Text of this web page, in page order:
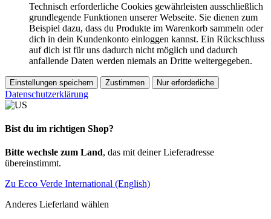
Technisch erforderliche Cookies gewährleisten ausschließlich
grundlegende Funktionen unserer Webseite. Sie dienen zum
Beispiel dazu, dass du Produkte im Warenkorb sammeln oder
dich in dein Kundenkonto einloggen kannst. Ein Rückschluss
auf dich ist für uns dadurch nicht möglich und dadurch
anfallende Daten werden niemals an Dritte weitergegeben.
Einstellungen speichern Zustimmen Nur erforderliche
Datenschutzerklärung
Bist du im richtigen Shop?
Bitte wechsle zum Land, das mit deiner Lieferadresse
übereinstimmt.
Zu Ecco Verde International (English)
Anderes Lieferland wählen